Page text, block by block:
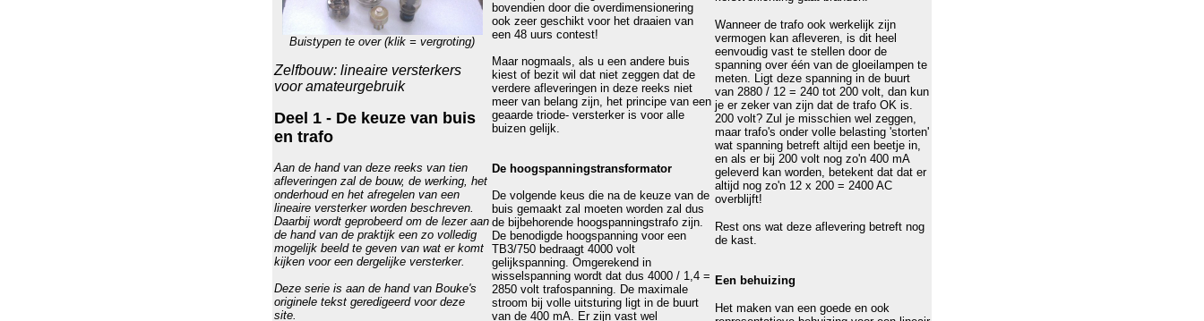
Buistypen te over (klik = vergroting)
Zelfbouw: lineaire versterkers
voor amateurgebruik
Deel 1 - De keuze van buis
en trafo
Aan de hand van deze reeks van tien
afleveringen zal de bouw, de werking, het
onderhoud en het afregelen van een
lineaire versterker worden beschreven.
Daarbij wordt geprobeerd om de lezer aan
de hand van de praktijk een zo volledig
mogelijk beeld te geven van wat er komt
kijken voor een dergelijke versterker.
Deze serie is aan de hand van Bouke's
originele tekst geredigeerd voor deze
site.
bovendien door die overdimensionering
ook zeer geschikt voor het draaien van
een 48 uurs contest!
Maar nogmaals, als u een andere buis
kiest of bezit wil dat niet zeggen dat de
verdere afleveringen in deze reeks niet
meer van belang zijn, het principe van een
geaarde triode- versterker is voor alle
buizen gelijk.
De hoogspanningstransformator
De volgende keus die na de keuze van de
buis gemaakt zal moeten worden zal dus
de bijbehorende hoogspanningstrafo zijn.
De benodigde hoogspanning voor een
TB3/750 bedraagt 4000 volt
gelijkspanning. Omgerekend in
wisselspanning wordt dat dus 4000 / 1,4 =
2850 volt trafospanning. De maximale
stroom bij volle uitsturing ligt in de buurt
van de 400 mA. Er zijn vast wel
Wanneer de trafo ook werkelijk zijn
vermogen kan afleveren, is dit heel
eenvoudig vast te stellen door de
spanning over één van de gloeilampen te
meten. Ligt deze spanning in de buurt
van 2880 / 12 = 240 tot 200 volt, dan kun
je er zeker van zijn dat de trafo OK is.
200 volt? Zul je misschien wel zeggen,
maar trafo's onder volle belasting 'storten'
wat spanning betreft altijd een beetje in,
en als er bij 200 volt nog zo'n 400 mA
geleverd kan worden, betekent dat dat er
altijd nog zo'n 12 x 200 = 2400 AC
overblijft!
Rest ons wat deze aflevering betreft nog
de kast.
Een behuizing
Het maken van een goede en ook